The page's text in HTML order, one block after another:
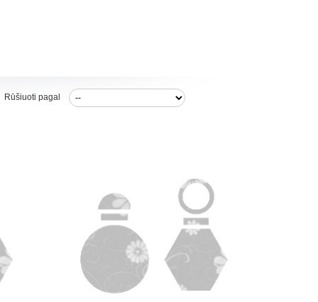
Rūšiuoti pagal